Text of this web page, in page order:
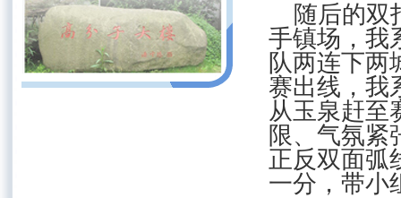
随后的双
手镇场，我
队两连下两
赛出线，我
从玉泉赶至
限、气氛紧
正反双面弧
一分，带小